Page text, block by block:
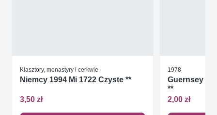
Klasztory, monastyry i cerkwie
Niemcy 1994 Mi 1722 Czyste **
3,50 zł
1978
Guernsey
**
2,00 zł